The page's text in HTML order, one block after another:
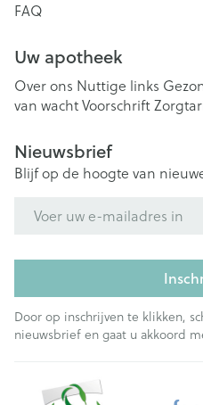
FAQ
Uw apotheek
Over ons Nuttige links
van wachtVoorschrift
Nieuwsbrief
Blijf op de hoogte van
Door op inschrijven te klikken,
nieuwsbrief en gaat u akkoord